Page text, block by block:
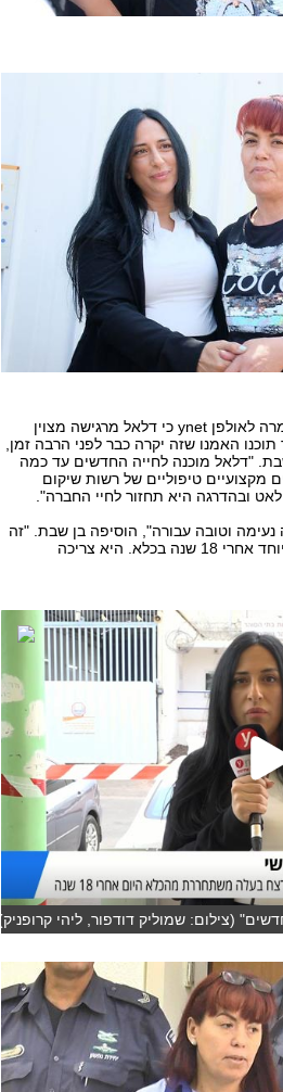
עורכת דינה של דלאל, רויטל בן שבת, אמרה לאולפן ynet כי דלאל מרגישה מצוין
האמנו שזה יקרה כבר לפני הרבה זמן,
"דלאל מוכנה לחייה החדשים עד כמה
מקצועיים טיפוליים של רשות שיקום
ובהדרגה היא תחזור לחיי החברה".
וטובה עבורה", הוסיפה בן שבת. "זה
נכון שיש קשיים, זה אתגר לא פשוט. במיוחד אחרי 18 שנה בכלא. היא צריכה
(צילום: שמוליק דודפור, ליהי קרופניק)